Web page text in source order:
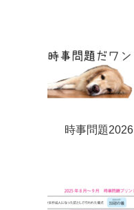
時事問題2026